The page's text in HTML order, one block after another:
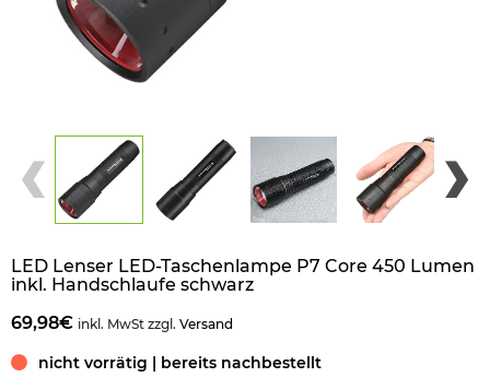
LED Lenser LED-Taschenlampe P7 Core 450 Lumen
inkl. Handschlaufe schwarz
69,98€ inkl. MwSt zzgl. Versand
nicht vorrätig | bereits nachbestellt